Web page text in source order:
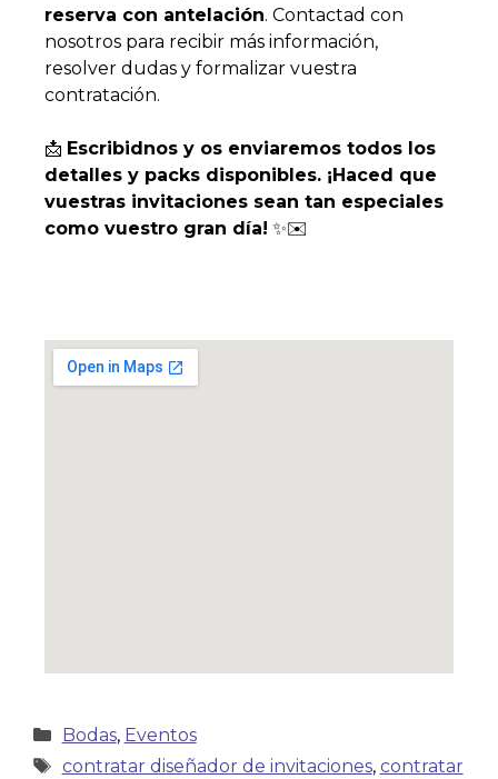
reserva con antelación. Contactad con
nosotros para recibir más información,
resolver dudas y formalizar vuestra
contratación.
📩 Escribidnos y os enviaremos todos los
detalles y packs disponibles. ¡Haced que
vuestras invitaciones sean tan especiales
como vuestro gran día! ✨✉️
Bodas, Eventos
contratar diseñador de invitaciones, contratar